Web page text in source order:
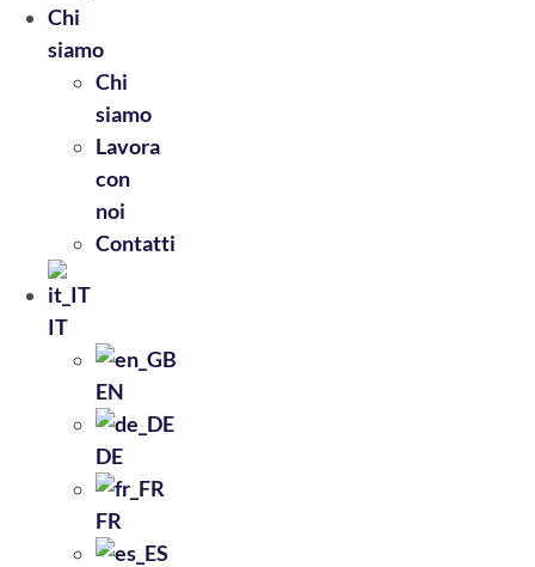
Chi
siamo
Chi
siamo
Lavora
con
noi
Contatti
IT
EN
DE
FR